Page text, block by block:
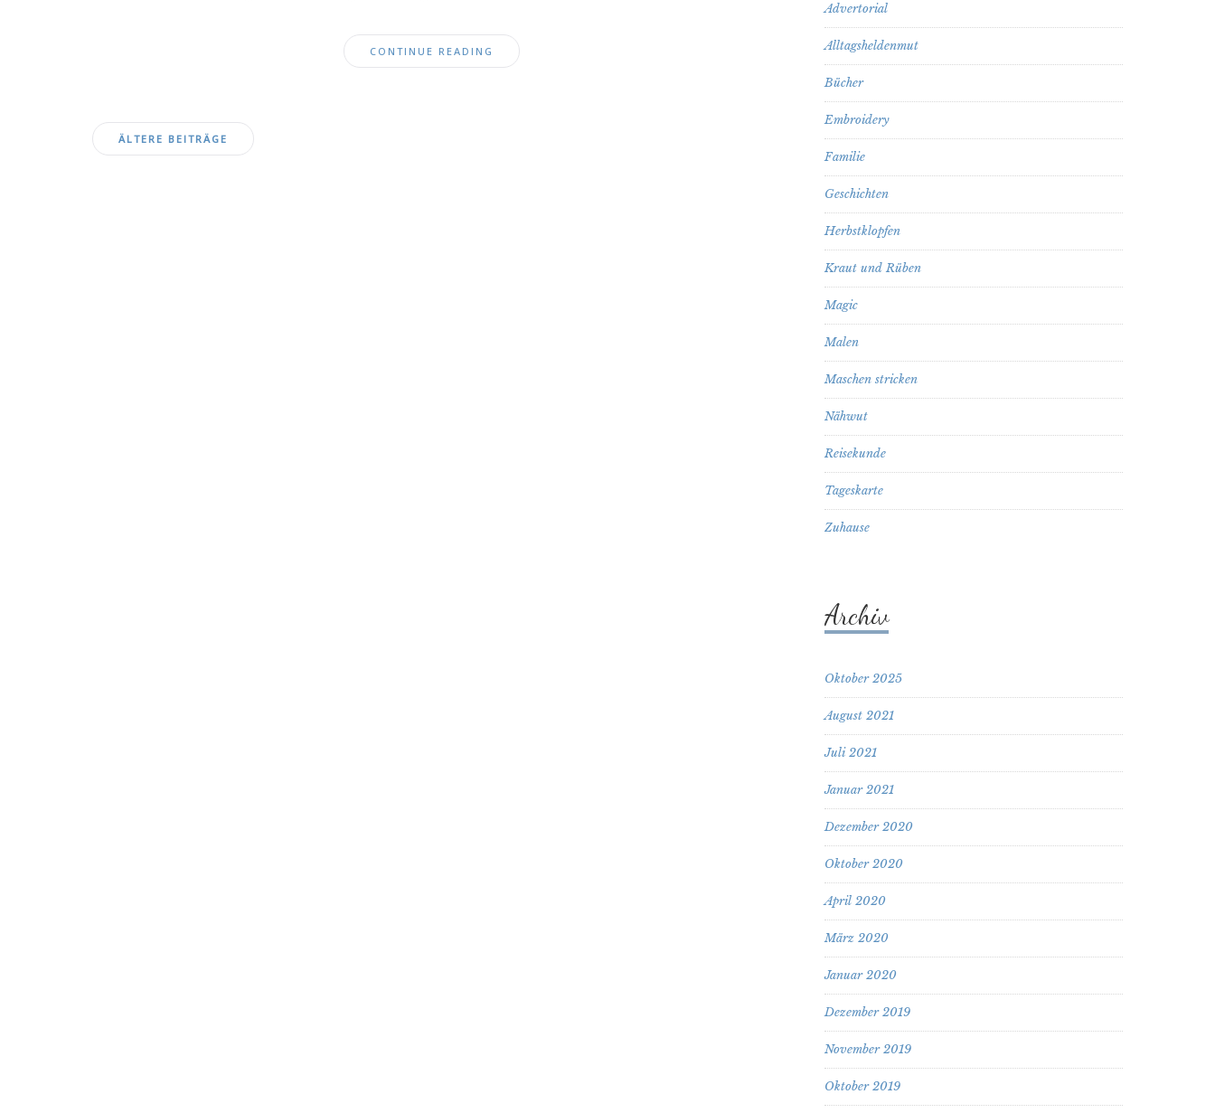
CONTINUE READING
Beitragsnavigation
ÄLTERE BEITRÄGE
Advertorial
Alltagsheldenmut
Bücher
Embroidery
Familie
Geschichten
Herbstklopfen
Kraut und Rüben
Magic
Malen
Maschen stricken
Nähwut
Reisekunde
Tageskarte
Zuhause
Archiv
Oktober 2025
August 2021
Juli 2021
Januar 2021
Dezember 2020
Oktober 2020
April 2020
März 2020
Januar 2020
Dezember 2019
November 2019
Oktober 2019